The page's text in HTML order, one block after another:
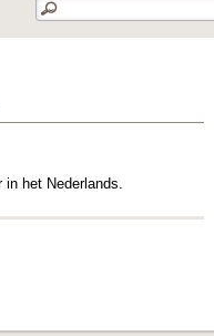
in het Nederlands.